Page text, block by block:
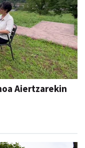
Aiertzarekin